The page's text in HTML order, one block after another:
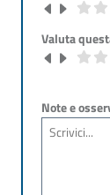
Valuta
Note e